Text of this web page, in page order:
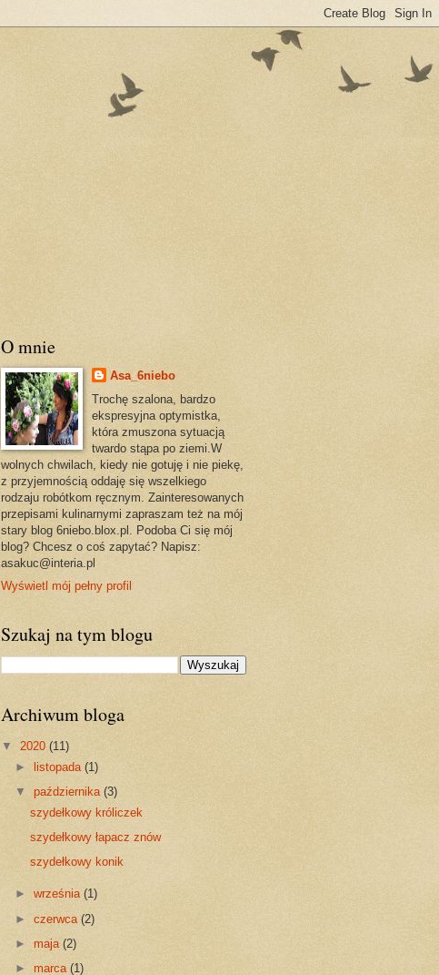
O mnie
Asa_6niebo
Trochę szalona, bardzo
ekspresyjna optymistka,
która zmuszona sytuacją
twardo stąpa po ziemi.W
wolnych chwilach, kiedy nie gotuję i nie piekę,
z przyjemnością oddaję się wszelkiego
rodzaju robótkom ręcznym. Zainteresowanych
przepisami kulinarnymi zapraszam też na mój
stary blog 6niebo.blox.pl. Podoba Ci się mój
blog? Chcesz o coś zapytać? Napisz:
asakuc@interia.pl
Wyświetl mój pełny profil
Szukaj na tym blogu
Archiwum bloga
▼ 2020 (11)
►
listopada(1)
▼października(3)
szydełkowy króliczek
szydełkowy łapacz znów
szydełkowy konik
►września(1)
►czerwca(2)
►maja(2)
►marca(1)